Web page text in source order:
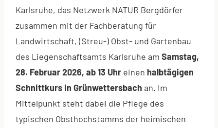
Karlsruhe, das Netzwerk NATUR Bergdörfer
zusammen mit der Fachberatung für
Landwirtschaft, (Streu-) Obst- und Gartenbau
des Liegenschaftsamts Karlsruhe am Samstag,
28. Februar 2026, ab 13 Uhr einen halbtägigen
Schnittkurs in Grünwettersbach an. Im
Mittelpunkt steht dabei die Pflege des
typischen Obsthochstamms der heimischen